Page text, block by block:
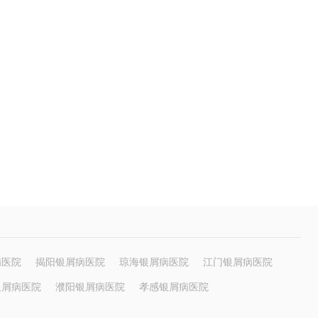
院 揭阳银屑病医院 琼海银屑病医院 江门银屑病医院
病医院 濮阳银屑病医院 孝感银屑病医院